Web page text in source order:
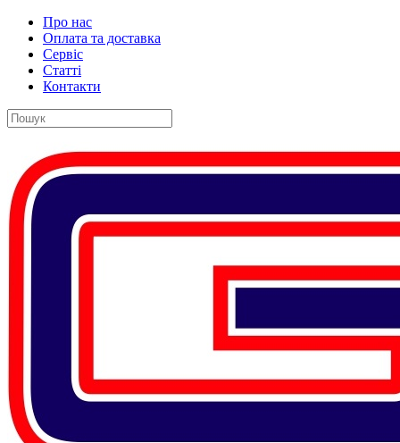
Про нас
Оплата та доставка
Сервіс
Статті
Контакти